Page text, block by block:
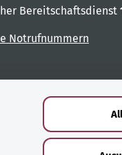
Bereitschaftsdienst
Notrufnummern